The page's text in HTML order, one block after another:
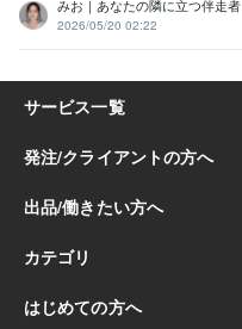
みお｜あなたの隣に立つ伴走者
2026/05/20 02:22